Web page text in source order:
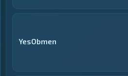
YesObmen